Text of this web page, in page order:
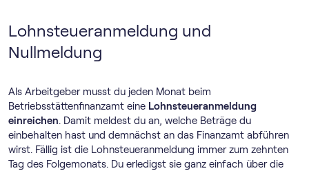
Lohnsteueranmeldung und
Nullmeldung
Als Arbeitgeber musst du jeden Monat beim
Betriebsstättenfinanzamt eine Lohnsteueranmeldung
einreichen. Damit meldest du an, welche Beträge du
einbehalten hast und demnächst an das Finanzamt abführen
wirst. Fällig ist die Lohnsteueranmeldung immer zum zehnten
Tag des Folgemonats. Du erledigst sie ganz einfach über die